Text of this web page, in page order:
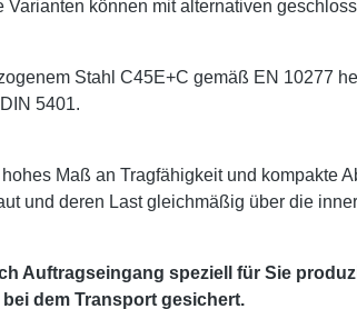
können mit alternativen
Stahl C45E+C gemäß EN 10277
5401.
Maß an Tragfähigkeit und
und deren Last gleichmäßig über die
Auftragseingang speziell für Sie
dem Transport gesichert.